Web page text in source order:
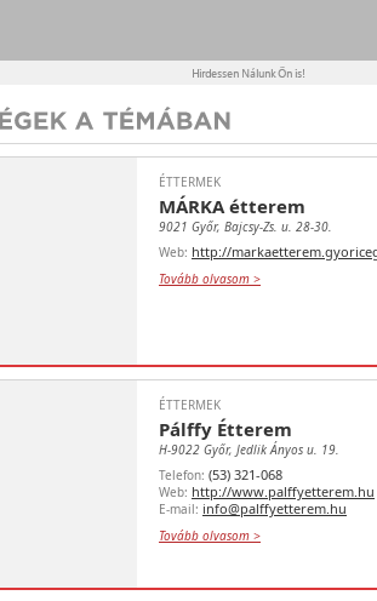
ÉTTERMEK
MÁRKA étterem
9021 Győr, Bajcsy-Zs. u. 28-30.
Web: http://
Tovább olvasom >
ÉTTERMEK
Pálffy Étterem
H-9022 Győr, Jedlik Ányos u. 19.
Telefon: (53) 321-068
Web: http://www.palffyetterem.hu
E-mail: info@palffyetterem.hu
Tovább olvasom >